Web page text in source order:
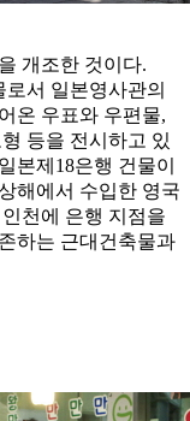
개조한 것이다.
서 일본영사관의
온 우표와 우편물,
등을 전시하고 있
본제18은행 건물이
해에서 수입한 영국
천에 은행 지점을
하는 근대건축물과